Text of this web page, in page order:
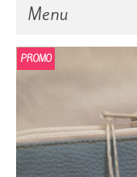
Menu
PROMO